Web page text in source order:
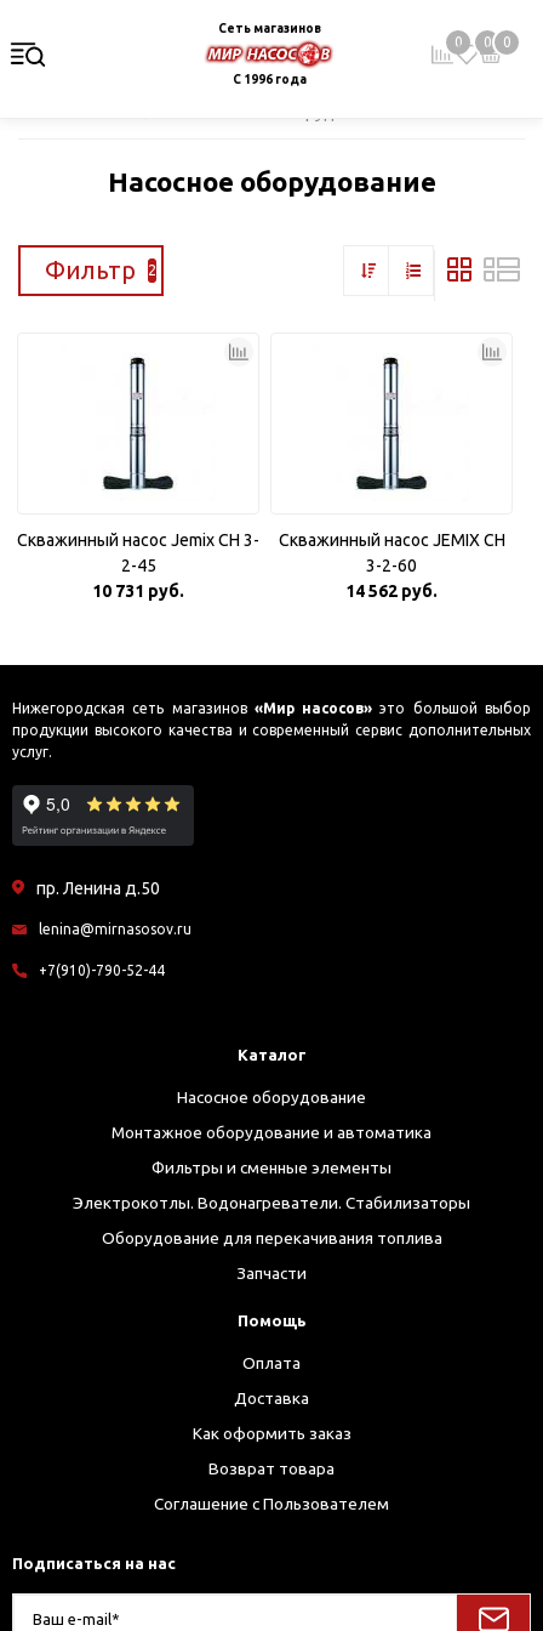
Сеть магазинов
С 1996 года
0 0 0
Насосное оборудование
Фильтр 2
Скважинный насос Jemix CH 3-
2-45
10 731 руб.
Скважинный насос JEMIX CH
3-2-60
14 562 руб.
Нижегородская сеть магазинов «Мир насосов» это большой выбор
продукции высокого качества и современный сервис дополнительных
услуг.
пр. Ленина д.50
lenina@mirnasosov.ru
+7(910)-790-52-44
Каталог
Насосное оборудование
Монтажное оборудование и автоматика
Фильтры и сменные элементы
Электрокотлы. Водонагреватели. Стабилизаторы
Оборудование для перекачивания топлива
Запчасти
Помощь
Оплата
Доставка
Как оформить заказ
Возврат товара
Соглашение с Пользователем
Подписаться на нас